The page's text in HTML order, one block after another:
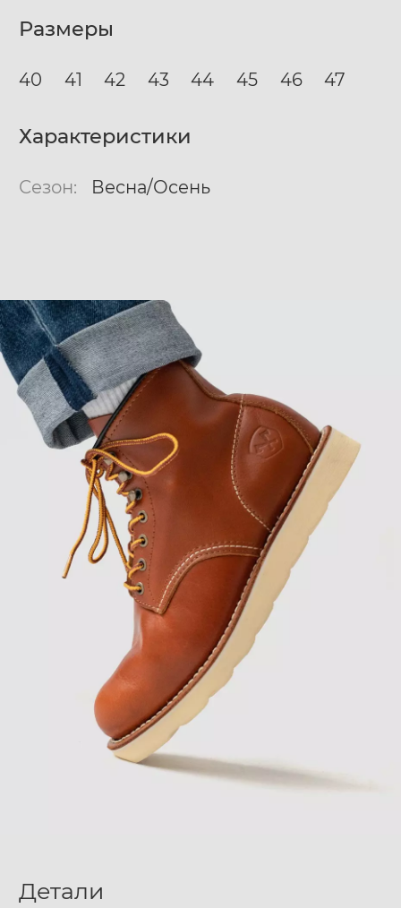
Размеры
40 41 42 43 44 45 46 47
Характеристики
Сезон: Весна/Осень
Детали